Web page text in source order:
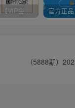
优优云网创【VIP会员专属交流群】
（5888期）